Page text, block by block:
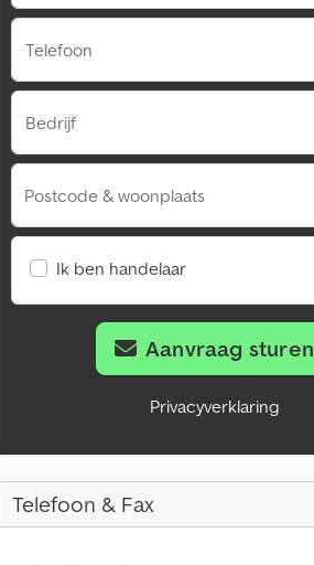
Telefoon
Bedrijf
Postcode & woonplaats
Ik ben handelaar
Aanvraag sturen
Privacyverklaring
Telefoon & Fax